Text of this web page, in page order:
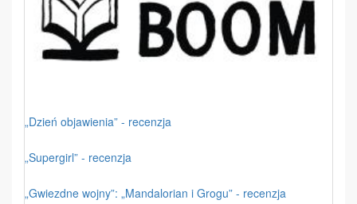
„Dzień objawienia” - recenzja
„Supergirl” - recenzja
„Gwiezdne wojny”: „Mandalorian i Grogu” - recenzja